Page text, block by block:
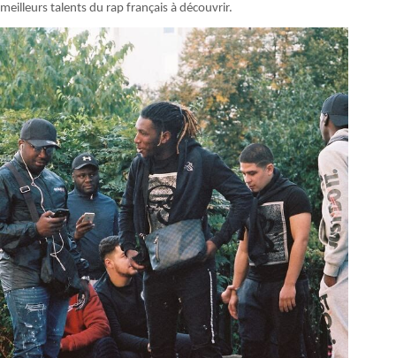
meilleurs talents du rap français à découvrir.